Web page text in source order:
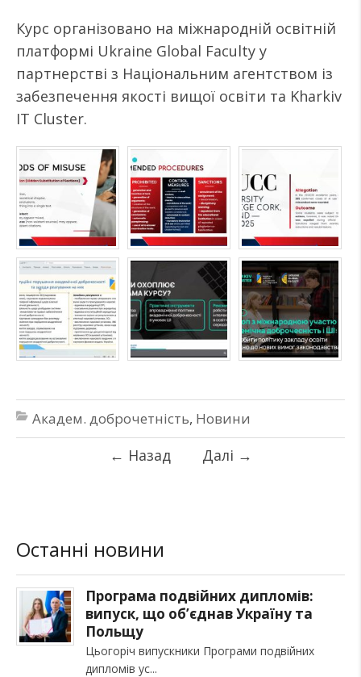
Курс організовано на міжнародній освітній
платформі Ukraine Global Faculty у
партнерстві з Національним агентством із
забезпечення якості вищої освіти та Kharkiv
IT Cluster.
Академ. доброчетність, Новини
← Назад Далі →
Останні новини
Програма подвійних дипломів:
випуск, що об’єднав Україну та
Польщу
Цьогоріч випускники Програми подвійних
дипломів ус